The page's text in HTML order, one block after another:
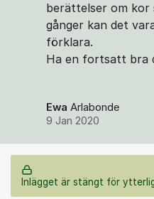
berättelser om kor
gånger kan det
förklara.
Ha en fortsatt bra
Ewa Arlabonde
9 Jan 2020
Inlägget är stängt för